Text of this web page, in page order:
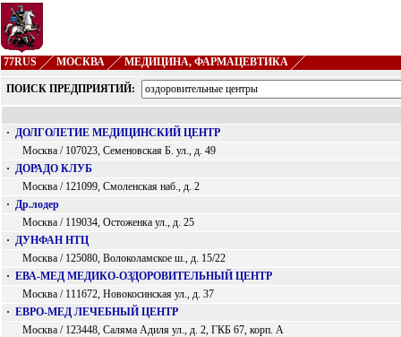
77RUS МОСКВА МЕДИЦИНА, ФАРМАЦЕВТИКА
ПОИСК ПРЕДПРИЯТИЙ:
· ДОЛГОЛЕТИЕ МЕДИЦИНСКИЙ ЦЕНТР
Москва / 107023, Семеновская Б. ул., д. 49
· ДОРАДО КЛУБ
Москва / 121099, Смоленская наб., д. 2
· Др.лодер
Москва / 119034, Остоженка ул., д. 25
· ДУНФАН НТЦ
Москва / 125080, Волоколамское ш., д. 15/22
· ЕВА-МЕД МЕДИКО-ОЗДОРОВИТЕЛЬНЫЙ ЦЕНТР
Москва / 111672, Новокосинская ул., д. 37
· ЕВРО-МЕД ЛЕЧЕБНЫЙ ЦЕНТР
Москва / 123448, Саляма Адиля ул., д. 2, ГКБ 67, корп. А